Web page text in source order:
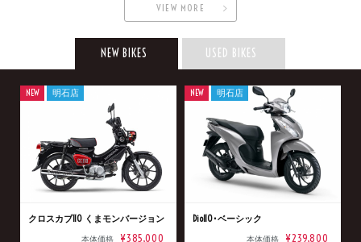
VIEW MORE
NEW BIKES USED BIKES
クロスカブ110 くまモンバージョン
本体価格 ¥385,000
NEW 明石店
Dio110･ベーシック
本体価格 ¥239,800
NEW 明石店